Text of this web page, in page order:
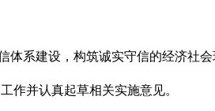
体系建设，构筑诚实守信的经济社
作并认真起草相关实施意见。